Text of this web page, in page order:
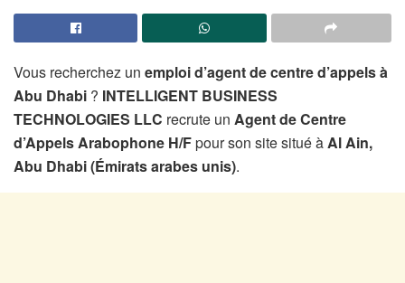
Vous recherchez un emploi d’agent de centre d’appels à
Abu Dhabi ? INTELLIGENT BUSINESS
TECHNOLOGIES LLC recrute un Agent de Centre
d’Appels Arabophone H/Fpour son site situé àAl Ain,
Abu Dhabi (Émirats arabes unis).